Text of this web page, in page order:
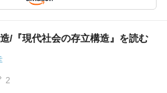
/『現代社会の存立構造』を読む
2